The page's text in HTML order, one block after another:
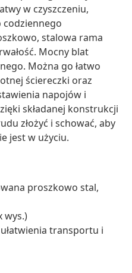
w czyszczeniu,
codziennego
stalowa rama
Mocny blat
Można go łatwo
ściereczki oraz
napojów i
składanej konstrukcji
złożyć i schować, aby
jest w użyciu.
proszkowo stal,
wys.)
transportu i